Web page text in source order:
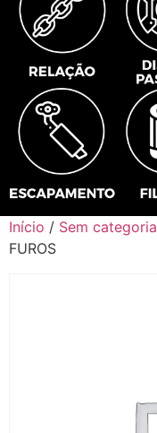
Início / Sem categoria
FUROS